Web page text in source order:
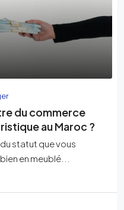
du commerce
au Maroc ?
statut que vous
en meublé...